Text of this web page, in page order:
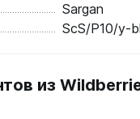
Sargan
ScS/P10/y-
из